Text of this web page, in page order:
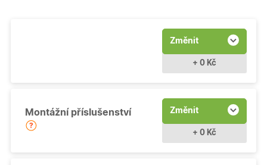
Změnit
+ 0 Kč
Montážní příslušenství Změnit
+ 0 Kč